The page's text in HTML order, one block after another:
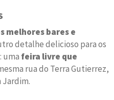
melhores bares e
detalhe delicioso para os
uma feira livre que
rua do Terra Gutierrez,
Jardim.